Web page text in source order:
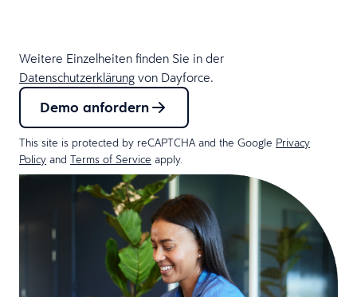
Weitere Einzelheiten finden Sie in der
Datenschutzerklärung von Dayforce.
Demo anfordern
This site is protected by reCAPTCHA and the Google Privacy
Policy and Terms of Service apply.